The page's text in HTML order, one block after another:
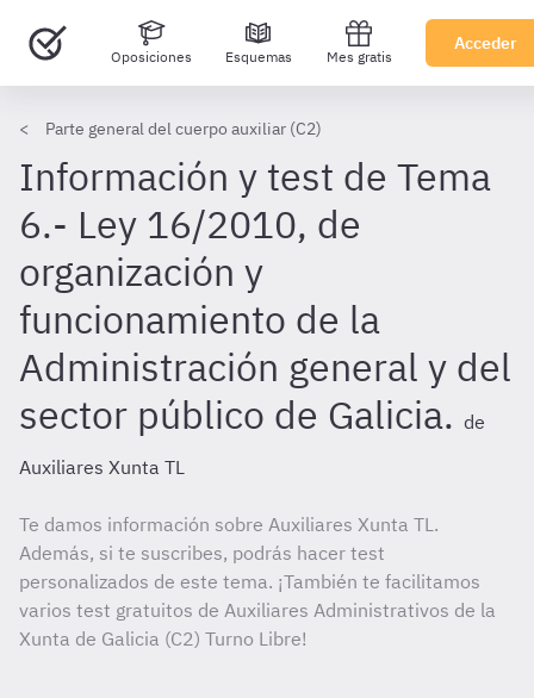
Oposiciones Esquemas Mes gratis
Acceder
Parte general del cuerpo auxiliar (C2)
Información y test de Tema
6.- Ley 16/2010, de
organización y
funcionamiento de la
Administración general y del
sector público de Galicia. de
Auxiliares Xunta TL
Te damos información sobre Auxiliares Xunta TL.
Además, si te suscribes, podrás hacer test
personalizados de este tema. ¡También te facilitamos
varios test gratuitos de Auxiliares Administrativos de la
Xunta de Galicia (C2) Turno Libre!